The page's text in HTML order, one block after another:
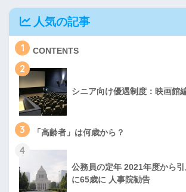
人気の記事
1 CONTENTS
2
シニア向け優遇制度：映画館
3 「高齢者」は何歳から？
4
公務員の定年 2021年度から
に65歳に 人事院勧告